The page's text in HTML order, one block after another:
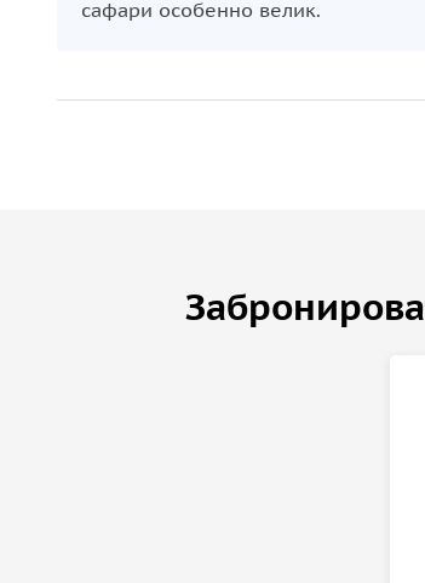
сафари особенно велик.